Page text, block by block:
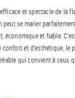
et spectacle de la
se marier
et fiable.
et d’esthétique,
qui convient à ceux